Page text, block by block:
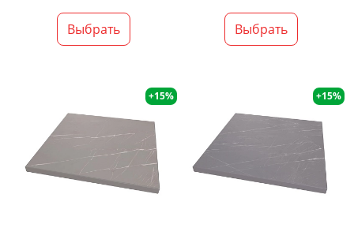
Выбрать Выбрать
+15% +15%